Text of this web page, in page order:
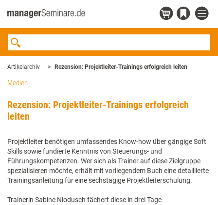
Artikelarchiv Rezension: Projektleiter-Trainings erfolgreich leiten
Medien
Rezension: Projektleiter-Trainings erfolgreich
leiten
Projektleiter benötigen umfassendes Know-how über gängige Soft
Skills sowie fundierte Kenntnis von Steuerungs- und
Führungskompetenzen. Wer sich als Trainer auf diese Zielgruppe
spezialisieren möchte, erhält mit vorliegendem Buch eine detaillierte
Trainingsanleitung für eine sechstägige Projektleiterschulung.
Trainerin Sabine Niodusch fächert diese in drei Tage